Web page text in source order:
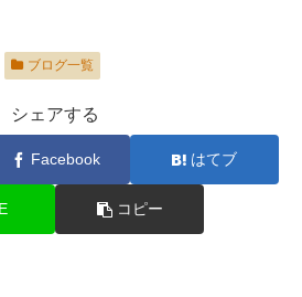
ブログ一覧
シェアする
Facebook はてブ
コピー